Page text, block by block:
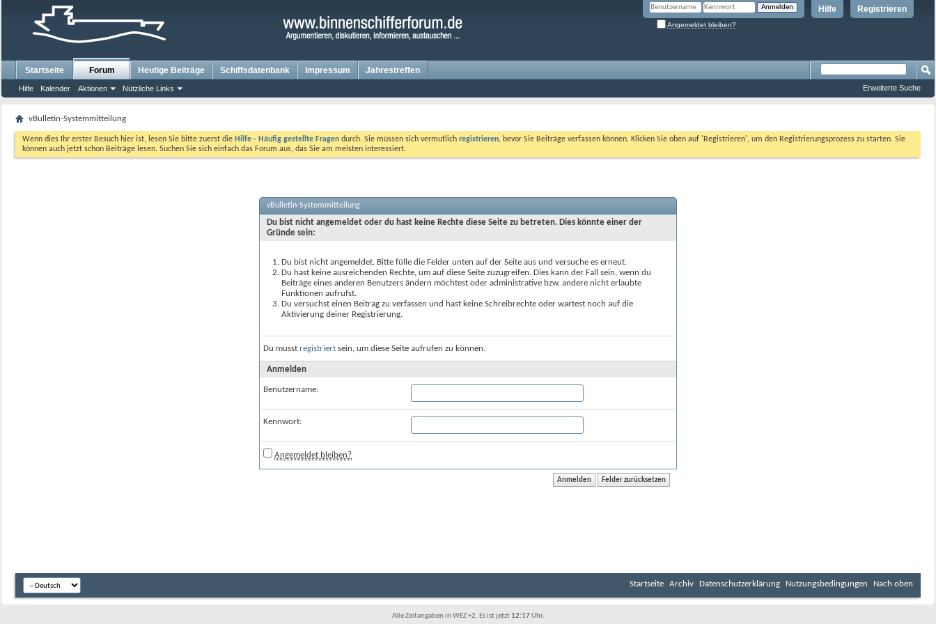
Registrieren
Hilfe
Angemeldet bleiben?
Startseite Forum
Hilfe Kalender Aktionen Nützliche Links
Heutige Beiträge Schiffsdatenbank Impressum Jahrestreffen
Erweiterte Suche
vBulletin-Systemmitteilung
Wenn dies Ihr erster Besuch hier ist, lesen Sie bitte zuerst die Hilfe - Häufig gestellte Fragen durch. Sie müssen sich vermutlich registrieren, bevor Sie Beiträge verfassen können. Klicken Sie oben auf 'Registrieren', um den Registrierungsprozess zu starten. Sie
können auch jetzt schon Beiträge lesen. Suchen Sie sich einfach das Forum aus, das Sie am meisten interessiert.
vBulletin-Systemmitteilung
Du bist nicht angemeldet oder du hast keine Rechte diese Seite zu betreten. Dies könnte einer der
Gründe sein:
Du bist nicht angemeldet. Bitte fülle die Felder unten auf der Seite aus und versuche es erneut.
Du hast keine ausreichenden Rechte, um auf diese Seite zuzugreifen. Dies kann der Fall sein, wenn du
Beiträge eines anderen Benutzers ändern möchtest oder administrative bzw. andere nicht erlaubte
Funktionen aufrufst.
Du versuchst einen Beitrag zu verfassen und hast keine Schreibrechte oder wartest noch auf die
Aktivierung deiner Registrierung.
Du musst registriert sein, um diese Seite aufrufen zu können.
Anmelden
Benutzername:
Kennwort:
Angemeldet bleiben?
Startseite Archiv Datenschutzerklärung Nutzungsbedingungen Nach oben
Alle Zeitangaben in WEZ +2. Es ist jetzt 12:17Uhr.